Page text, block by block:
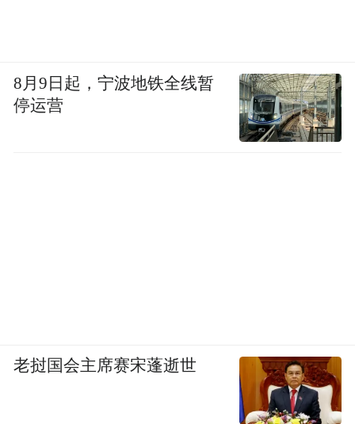
8月9日起，宁波地铁全线暂
停运营
老挝国会主席赛宋蓬逝世